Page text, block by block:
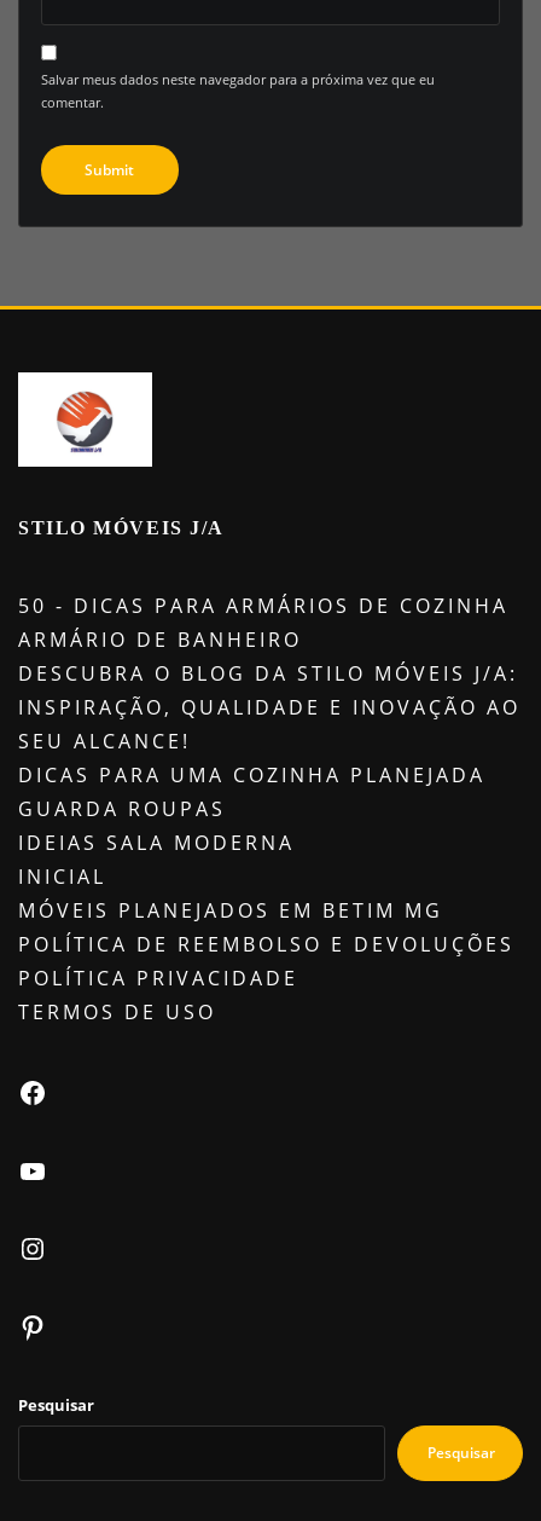
Salvar meus dados neste navegador para a próxima vez que eu
comentar.
STILO MÓVEIS J/A
50 - DICAS PARA ARMÁRIOS DE COZINHA
ARMÁRIO DE BANHEIRO
DESCUBRA O BLOG DA STILO MÓVEIS J/A:
INSPIRAÇÃO, QUALIDADE E INOVAÇÃO AO
SEU ALCANCE!
DICAS PARA UMA COZINHA PLANEJADA
GUARDA ROUPAS
IDEIAS SALA MODERNA
INICIAL
MÓVEIS PLANEJADOS EM BETIM MG
POLÍTICA DE REEMBOLSO E DEVOLUÇÕES
POLÍTICA PRIVACIDADE
TERMOS DE USO
Facebook
Youtube
Instagram
Pinterest
Pesquisar
Pesquisar